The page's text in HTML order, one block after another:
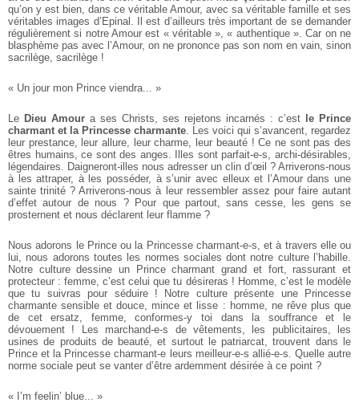
qu’on y est bien, dans ce véritable Amour, avec sa véritable famille et ses
véritables images d’Epinal. Il est d’ailleurs très important de se demander
régulièrement si notre Amour est « véritable », « authentique ». Car on ne
blasphème pas avec l’Amour, on ne prononce pas son nom en vain, sinon
sacrilège, sacrilège !
« Un jour mon Prince viendra... »
Le Dieu Amour a ses Christs, ses rejetons incarnés : c’est le Prince
charmant et la Princesse charmante . Les voici qui s’avancent, regardez
leur prestance, leur allure, leur charme, leur beauté ! Ce ne sont pas des
êtres humains, ce sont des anges. Illes sont parfait-e-s, archi-désirables,
légendaires. Daigneront-illes nous adresser un clin d’œil ? Arriverons-nous
à les attraper, à les posséder, à s’unir avec elleux et l’Amour dans une
sainte trinité ? Arriverons-nous à leur ressembler assez pour faire autant
d’effet autour de nous ? Pour que partout, sans cesse, les gens se
prosternent et nous déclarent leur flamme ?
Nous adorons le Prince ou la Princesse charmant-e-s, et à travers elle ou
lui, nous adorons toutes les normes sociales dont notre culture l’habille.
Notre culture dessine un Prince charmant grand et fort, rassurant et
protecteur : femme, c’est celui que tu désireras ! Homme, c’est le modèle
que tu suivras pour séduire ! Notre culture présente une Princesse
charmante sensible et douce, mince et lisse : homme, ne rêve plus que
de cet ersatz, femme, conformes-y toi dans la souffrance et le
dévouement ! Les marchand-e-s de vêtements, les publicitaires, les
usines de produits de beauté, et surtout le patriarcat, trouvent dans le
Prince et la Princesse charmant-e leurs meilleur-e-s allié-e-s. Quelle autre
norme sociale peut se vanter d’être ardemment désirée à ce point ?
« I’m feelin’ blue... »